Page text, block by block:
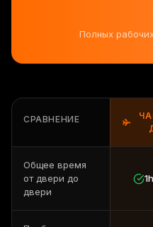
Полных
СРАВНЕНИЕ
Общее время
от двери до
двери